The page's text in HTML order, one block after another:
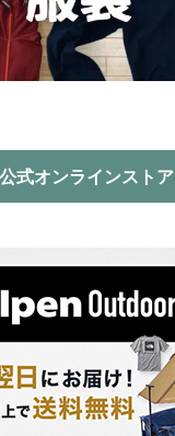
式オンラインストア